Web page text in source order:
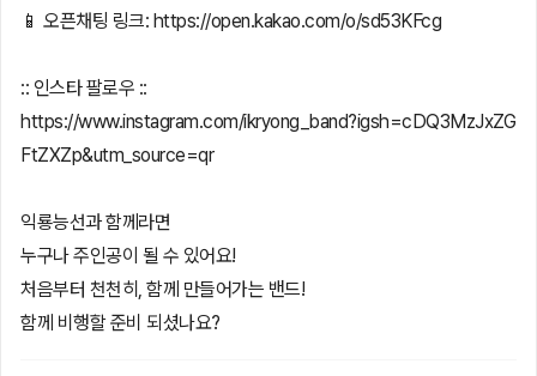
📱 오픈채팅 링크: https://open.kakao.com/o/sd53KFcg
:: 인스타 팔로우 ::
https://www.instagram.com/ikryong_band?igsh=cDQ3MzJxZG
FtZXZp&utm_source=qr
익룡능선과 함께라면
누구나 주인공이 될 수 있어요!
처음부터 천천히, 함께 만들어가는 밴드!
함께 비행할 준비 되셨나요?